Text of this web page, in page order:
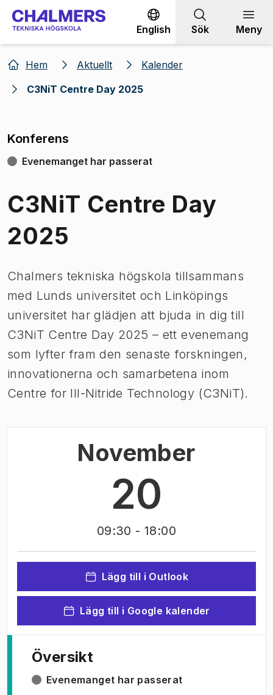
Gå till innehållet
English Sök Meny
Hem Aktuellt
Kalender
C3NiT Centre Day 2025
Konferens
Evenemanget har passerat
C3NiT Centre Day
2025
Chalmers tekniska högskola tillsammans
med Lunds universitet och Linköpings
universitet har glädjen att bjuda in dig till
C3NiT Centre Day 2025 – ett evenemang
som lyfter fram den senaste forskningen,
innovationerna och samarbetena inom
Centre for III-Nitride Technology (C3NiT).
November
20
09:30 - 18:00
Lägg till i Outlook
Lägg till i Google kalender
Översikt
Evenemanget har passerat